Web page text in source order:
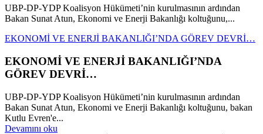
UBP-DP-YDP Koalisyon Hükümeti’nin kurulmasının ardından
Bakan Sunat Atun, Ekonomi ve Enerji Bakanlığı koltuğunu,...
EKONOMİ VE ENERJİ BAKANLIĞI’NDA GÖREV DEVRİ…
EKONOMİ VE ENERJİ BAKANLIĞI’NDA
GÖREV DEVRİ…
UBP-DP-YDP Koalisyon Hükümeti’nin kurulmasının ardından
Bakan Sunat Atun, Ekonomi ve Enerji Bakanlığı koltuğunu, bakan
Kutlu Evren'e...
Devamını oku